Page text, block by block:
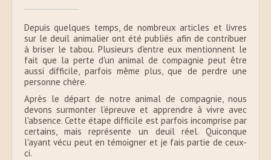
Depuis quelques temps, de nombreux articles et livres
sur le deuil animalier ont été publiés afin de contribuer
à briser le tabou. Plusieurs d'entre eux mentionnent le
fait que la perte d'un animal de compagnie peut être
aussi difficile, parfois même plus, que de perdre une
personne chère.
Après le départ de notre animal de compagnie, nous
devons surmonter l’épreuve et apprendre à vivre avec
l'absence. Cette étape difficile est parfois incomprise par
certains, mais représente un deuil réel. Quiconque
l'ayant vécu peut en témoigner et je fais partie de ceux-
ci.